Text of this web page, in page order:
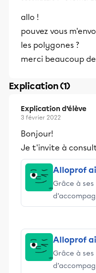
allo !
pouvez vous
les polygones ?
merci beaucoup
Explication (1)
Explication d’élève
3 février 2022
Bonjour!
Je t'invite à
Alloprof
Grâce à
stimulants,
Alloprof
Grâce à